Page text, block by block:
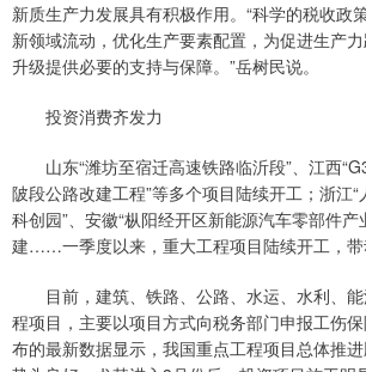
新质生产力发展具有积极作用。“科学的税收政
新领域流动，优化生产要素配置，为促进生产
升级提供必要的支持与保障。”岳树民说。
投资消费齐发力
山东“潍坊至宿迁高速铁路临沂段”、江西
陂段公路改建工程”等多个项目陆续开工；浙江
科创园”、安徽“枞阳经开区新能源汽车零部件产
建……一季度以来，重大工程项目陆续开工，带
目前，建筑、铁路、公路、水运、水利、能
程项目，主要以项目方式向税务部门申报工伤
布的最新数据显示，我国重点工程项目总体推